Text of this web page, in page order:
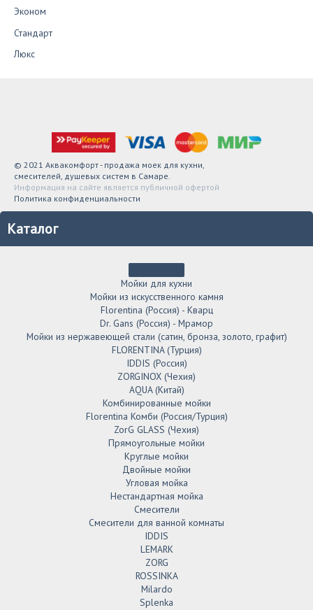
Эконом
Стандарт
Люкс
© 2021 Аквакомфорт - продажа моек для кухни,
смесителей, душевых систем в Самаре.
Информация на сайте является публичной офертой
Политика конфиденциальности
Каталог
Мойки для кухни
Мойки из искусственного камня
Florentina (Россия) - Кварц
Dr. Gans (Россия) - Мрамор
Мойки из нержавеющей стали (сатин, бронза, золото, графит)
FLORENTINA (Турция)
IDDIS (Россия)
ZORGINOX (Чехия)
AQUA (Китай)
Комбинированные мойки
Florentina Комби (Россия/Турция)
ZorG GLASS (Чехия)
Прямоугольные мойки
Круглые мойки
Двойные мойки
Угловая мойка
Нестандартная мойка
Смесители
Смесители для ванной комнаты
IDDIS
LEMARK
ZORG
ROSSINKA
Milardo
Splenka